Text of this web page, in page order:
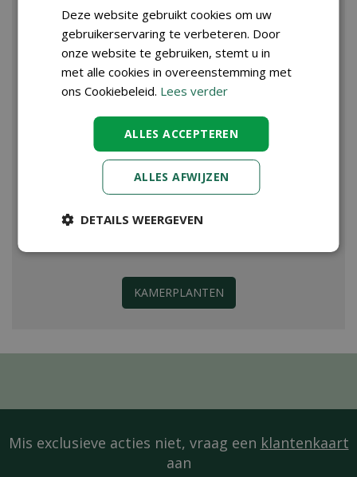
KAMERPLANTEN
Mis exclusieve acties niet, vraag een klantenkaart
aan
Deze website gebruikt cookies om uw
gebruikerservaring te verbeteren. Door
onze website te gebruiken, stemt u in
met alle cookies in overeenstemming met
ons Cookiebeleid. Lees verder
ALLES ACCEPTEREN
ALLES AFWIJZEN
DETAILS WEERGEVEN